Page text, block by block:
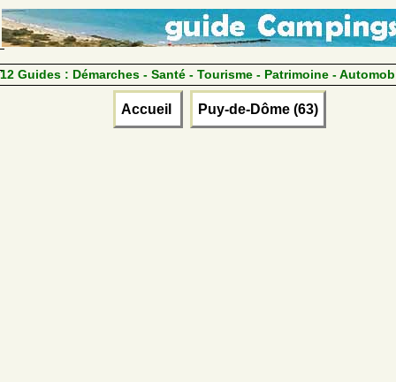
12 Guides : Démarches - Santé - Tourisme - Patrimoine -
Accueil Puy-de-Dôme (63)